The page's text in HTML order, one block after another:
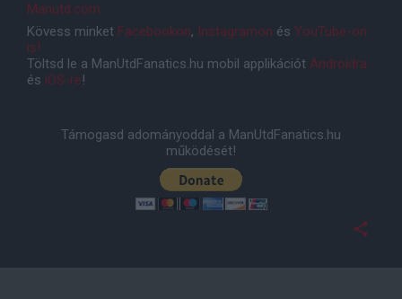
Manutd.com
Kövess minket Facebookon, Instagramon és YouTube-on
is!
Töltsd le a ManUtdFanatics.hu mobil applikációt Androidra
és iOS-re!
Támogasd adományoddal a ManUtdFanatics.hu
működését!